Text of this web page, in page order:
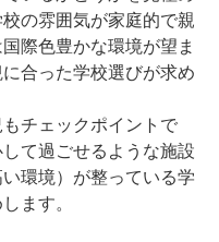
の雰囲気が家庭的で親
際色豊かな環境が望ま
合った学校選びが求め
チェックポイントで
て過ごせるような施設
い環境）が整っている学
ます。